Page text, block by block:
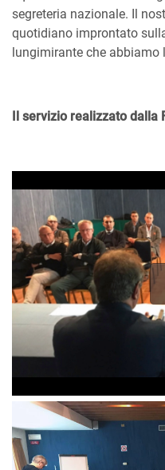
segreteria nazionale. Il
quotidiano improntato
lungimirante che abbiamo
Il servizio realizzato dalla